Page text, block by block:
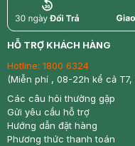
return
HỖ TRỢ KHÁCH HÀNG
Hotline: 1800 6324
(Miễn phí , 08-22h kể cả T7,
Các câu hỏi thường gặp
Gửi yêu cầu hỗ trợ
Hướng dẫn đặt hàng
Phương thức thanh toán